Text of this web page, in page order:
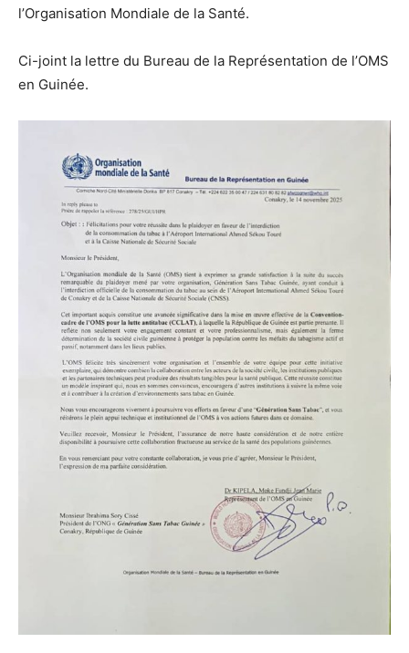
l’Organisation Mondiale de la Santé.
Ci-joint la lettre du Bureau de la Représentation de l’OMS
en Guinée.